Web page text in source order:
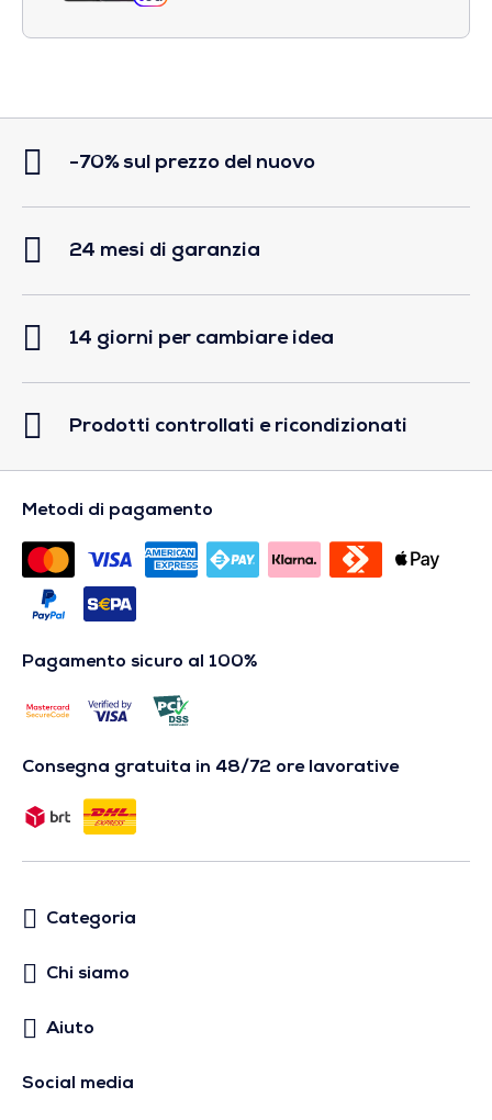
-70% sul prezzo del nuovo
24 mesi di garanzia
14 giorni per cambiare idea
Prodotti controllati e ricondizionati
Metodi di pagamento
Pagamento sicuro al 100%
Consegna gratuita in 48/72 ore lavorative
Categoria
Chi siamo
Aiuto
Social media